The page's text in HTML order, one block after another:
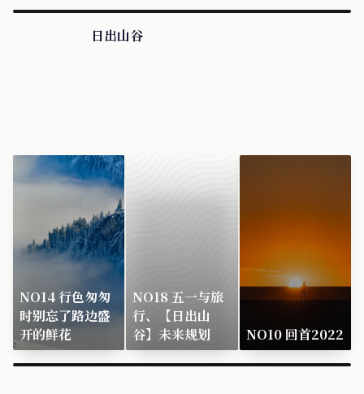
日出山谷
NO14 行色匆匆
时别忘了路边盛
开的鲜花
NO18 五一与旅
行、【日出山
谷】未来规划
NO10 回首2022